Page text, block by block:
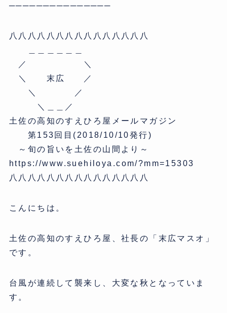
───────────────
八八八八八八八八八八八八八八八
／ ＼
＼ 末広 ／
＼ ／
＼＿＿／
土佐の高知のすえひろ屋メールマガジン
第153回目(2018/10/10発行)
～旬の旨いを土佐の山間より～
https://www.suehiloya.com/?mm=15303
八八八八八八八八八八八八八八八
こんにちは。
土佐の高知のすえひろ屋、社長の「末広マスオ」
です。
台風が連続して襲来し、大変な秋となっていま
す。